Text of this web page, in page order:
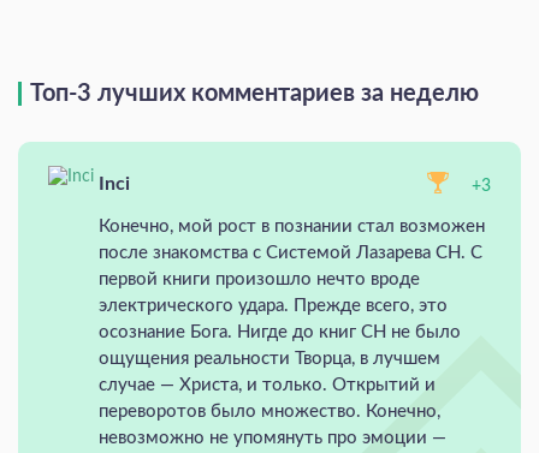
Топ-3 лучших комментариев за неделю
Inci +3
Конечно, мой рост в познании стал возможен
после знакомства с Системой Лазарева СН. С
первой книги произошло нечто вроде
электрического удара. Прежде всего, это
осознание Бога. Нигде до книг СН не было
ощущения реальности Творца, в лучшем
случае — Христа, и только. Открытий и
переворотов было множество. Конечно,
невозможно не упомянуть про эмоции —